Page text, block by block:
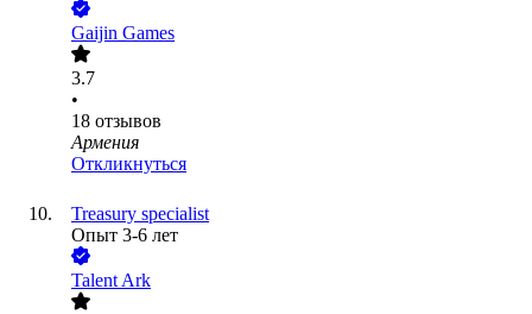
Gaijin Games
3.7
•
18 отзывов
Армения
Откликнуться
Treasury specialist
Опыт 3-6 лет
Talent Ark